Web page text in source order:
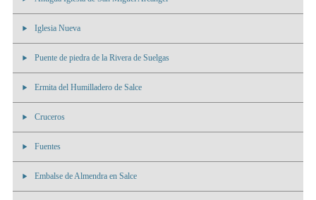
Iglesia Nueva
Puente de piedra de la Rivera de Suelgas
Ermita del Humilladero de Salce
Cruceros
Fuentes
Embalse de Almendra en Salce